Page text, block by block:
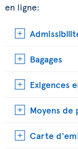
en ligne:
Bagages
Exigences
Moyens
Carte